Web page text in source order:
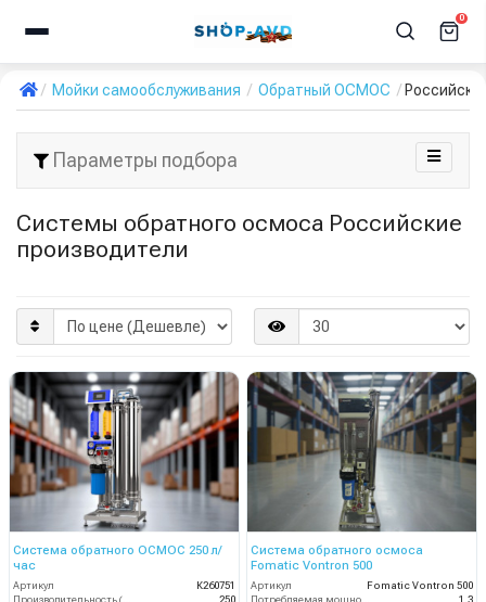
0
Мойки самообслуживания Обратный ОСМОС
Параметры подбора
Системы обратного осмоса Российские
производители
Система обратного ОСМОС 250 л/
час
Артикул
К260751
250
Система обратного осмоса
Fomatic Vontron 500
Артикул
Fomatic Vontron 500
1.3